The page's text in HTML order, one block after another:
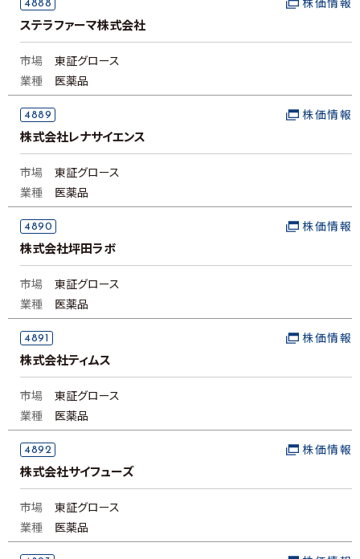
4888
ステラファーマ株式会社
株価情報
市場
東証グロース
業種
医薬品
4889
株式会社レナサイエンス
株価情報
市場
東証グロース
業種
医薬品
4890
株式会社坪田ラボ
株価情報
市場
東証グロース
業種
医薬品
4891
株式会社ティムス
株価情報
市場
東証グロース
業種
医薬品
4892
株式会社サイフューズ
株価情報
市場
東証グロース
業種
医薬品